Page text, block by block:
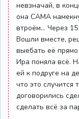
невзначай, в
она САМА
втроём… Через
Вошли вместе,
выебать её
Ира поняла всё.
ей к подруге на
что это случится
договорились
сделать всё за